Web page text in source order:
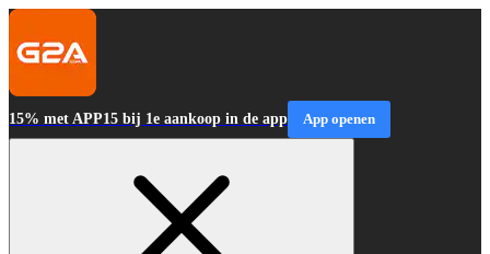
15% met APP15 bij 1e aankoop in de app App openen